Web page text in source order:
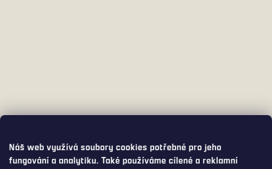
Náš web využívá soubory cookies potřebné pro jeho
fungování a analytiku. Také používáme cílené a reklamní